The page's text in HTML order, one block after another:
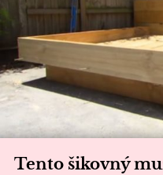
Tento šikovný